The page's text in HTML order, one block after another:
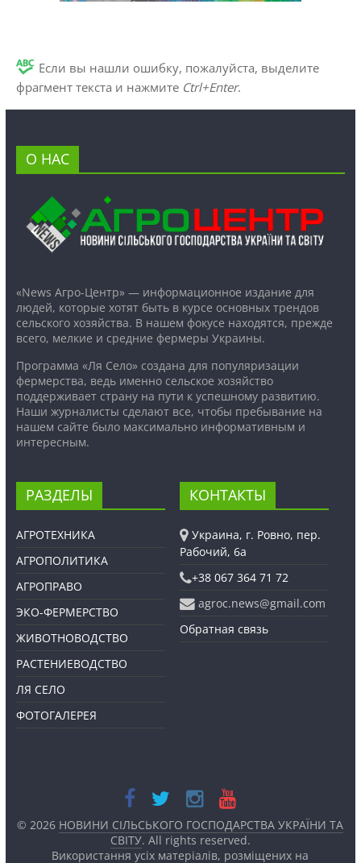
Если вы нашли ошибку, пожалуйста, выделите
фрагмент текста и нажмите Ctrl+Enter.
О НАС
«News Агро-Центр» — информационное издание для
людей, которые хотят быть в курсе основных трендов
сельского хозяйства. В нашем фокусе находятся, прежде
всего, мелкие и средние фермеры Украины.
Программа «Ля Село» создана для популяризации
фермерства, ведь именно сельское хозяйство
поддерживает страну на пути к успешному развитию.
Наши журналисты сделают все, чтобы пребывание на
нашем сайте было максимально информативным и
интересным.
РАЗДЕЛЫ
АГРОТЕХНИКА
АГРОПОЛИТИКА
АГРОПРАВО
ЭКО-ФЕРМЕРСТВО
ЖИВОТНОВОДСТВО
РАСТЕНИЕВОДСТВО
ЛЯ СЕЛО
ФОТОГАЛЕРЕЯ
КОНТАКТЫ
Украина, г. Ровно, пер.
Рабочий, 6а
+38 067 364 71 72
agroc.news@gmail.com
Обратная связь
© 2026 НОВИНИ СІЛЬСЬКОГО ГОСПОДАРСТВА УКРАЇНИ ТА
СВІТУ. All rights reserved.
Використання усіх матеріалів, розміщених на